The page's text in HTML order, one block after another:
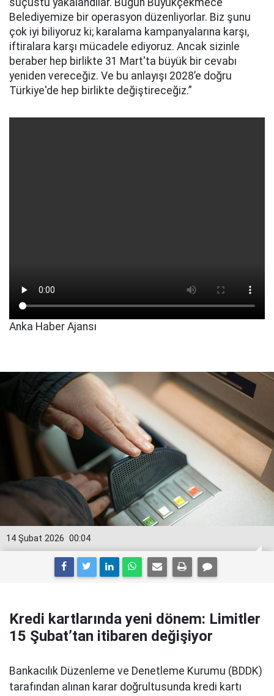
suçüstü yakalandılar. Bugün Büyükçekmece
Belediyemize bir operasyon düzenliyorlar. Biz şunu
çok iyi biliyoruz ki; karalama kampanyalarına karşı,
iftiralara karşı mücadele ediyoruz. Ancak sizinle
beraber hep birlikte 31 Mart'ta büyük bir cevabı
yeniden vereceğiz. Ve bu anlayışı 2028’e doğru
Türkiye'de hep birlikte değiştireceğiz.”
Anka Haber Ajansı
00:04
14 Şubat 2026
Kredi kartlarında yeni dönem: Limitler
15 Şubat’tan itibaren değişiyor
Bankacılık Düzenleme ve Denetleme Kurumu (BDDK)
tarafından alınan karar doğrultusunda kredi kartı